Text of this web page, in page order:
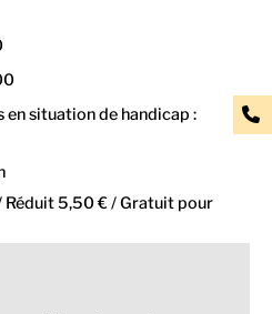
situation de handicap :
Réduit 5,50 € / Gratuit pour